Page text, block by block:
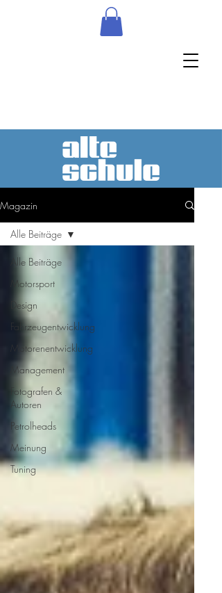
Magazin
Alle Beiträge
Motorsport
Design
Fahrzeugentwicklung
Motorenentwicklung
Management
Fotografen &
Autoren
Petrolheads
Meinung
Tuning
Alle Beiträge